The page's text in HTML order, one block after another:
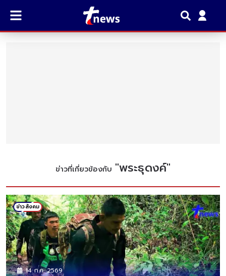
ข่าวที่เกี่ยวข้องกับ "พระธุดงค์"
ข่าวสังคม
14 ก.ค. 2569